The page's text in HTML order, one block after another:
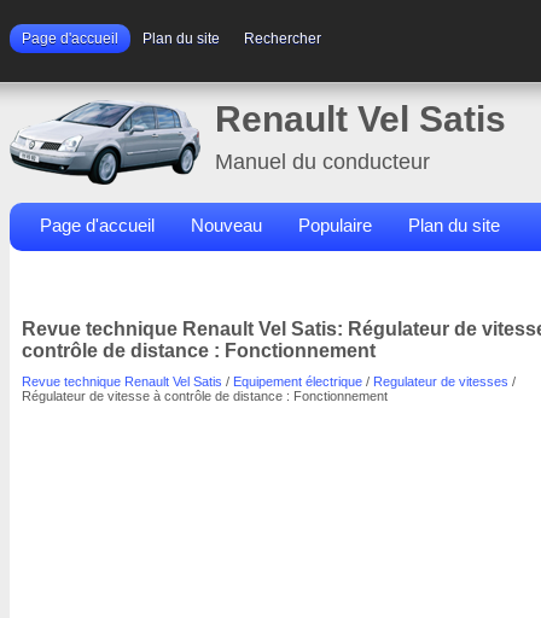
Page d'accueil Plan du site Rechercher
Renault Vel Satis
Manuel du conducteur
Page d'accueil Nouveau Populaire Plan du site
Revue technique Renault Vel Satis: Régulateur de
contrôle de distance : Fonctionnement
Revue technique Renault Vel Satis / Equipement électrique / Regulateur de vitesses /
Régulateur de vitesse à contrôle de distance : Fonctionnement